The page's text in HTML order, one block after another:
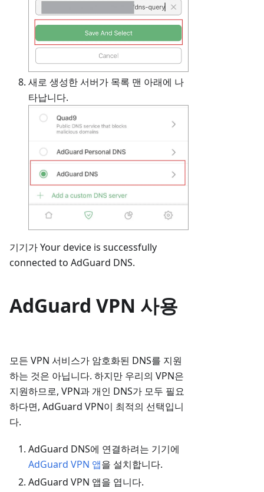
새로 생성한 서버가 목록 맨 아래에 나
타납니다.
기기가 Your device is successfully
connected to AdGuard DNS.
AdGuard VPN 사용
모든 VPN 서비스가 암호화된 DNS를 지원
하는 것은 아닙니다. 하지만 우리의 VPN은
지원하므로, VPN과 개인 DNS가 모두 필요
하다면, AdGuard VPN이 최적의 선택입니
다.
AdGuard DNS에 연결하려는 기기에
AdGuard VPN 앱을 설치합니다.
AdGuard VPN 앱을 엽니다.